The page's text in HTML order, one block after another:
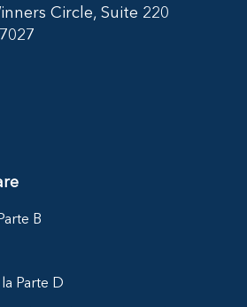
Circle, Suite 220
B
Parte D